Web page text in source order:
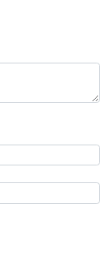
kháng khuẩn